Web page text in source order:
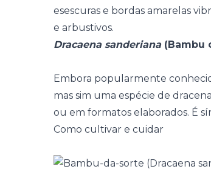
esescuras e bordas amarelas
e arbustivos.
Dracaena sanderiana(Bambu
Embora popularmente
mas sim uma espécie de
ou em formatos elaborados. É
Como cultivar e cuidar